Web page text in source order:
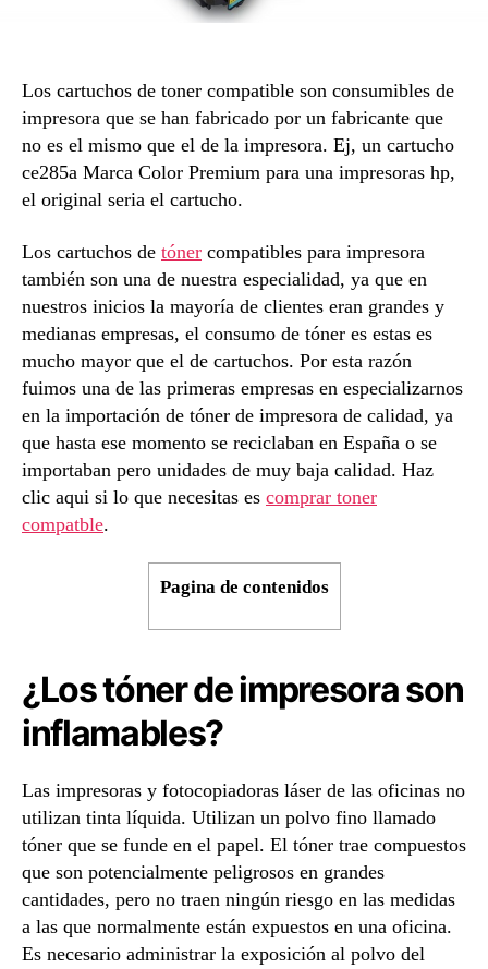
Los cartuchos de toner compatible son consumibles de
impresora que se han fabricado por un fabricante que
no es el mismo que el de la impresora. Ej, un cartucho
ce285a Marca Color Premium para una impresoras hp,
el original seria el cartucho.
Los cartuchos de tóner compatibles para impresora
también son una de nuestra especialidad, ya que en
nuestros inicios la mayoría de clientes eran grandes y
medianas empresas, el consumo de tóner es estas es
mucho mayor que el de cartuchos. Por esta razón
fuimos una de las primeras empresas en especializarnos
en la importación de tóner de impresora de calidad, ya
que hasta ese momento se reciclaban en España o se
importaban pero unidades de muy baja calidad. Haz
clic aqui si lo que necesitas es comprar toner
compatble.
Pagina de contenidos
¿Los tóner de impresora son
inflamables?
Las impresoras y fotocopiadoras láser de las oficinas no
utilizan tinta líquida. Utilizan un polvo fino llamado
tóner que se funde en el papel. El tóner trae compuestos
que son potencialmente peligrosos en grandes
cantidades, pero no traen ningún riesgo en las medidas
a las que normalmente están expuestos en una oficina.
Es necesario administrar la exposición al polvo del